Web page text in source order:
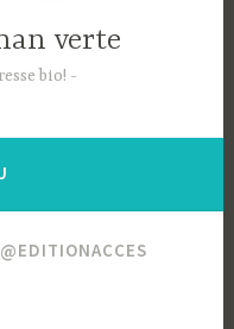
verte
bio!